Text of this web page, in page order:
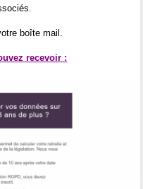
boîte mail.
recevoir :